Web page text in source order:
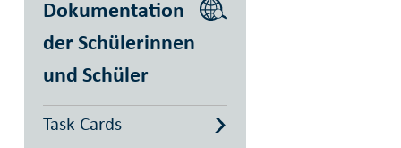
Dokumentation
der Schülerinnen
und Schüler
Task Cards